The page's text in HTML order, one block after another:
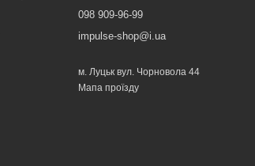
098 909-96-99
impulse-shop@i.ua
м. Луцьк вул. Чорновола 44
Мапа проїзду